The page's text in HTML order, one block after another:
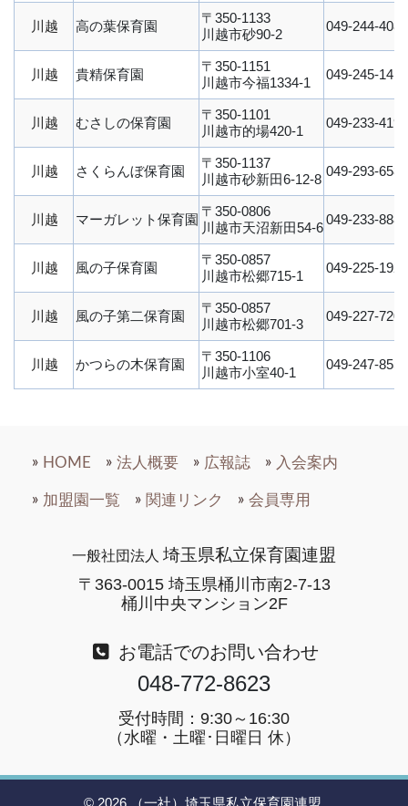
川越 高の葉保育園
〒350-1133
川越市砂90-2
049-244-4080
川越 貴精保育園
〒350-1151
川越市今福1334-1
049-245-1413
川越 むさしの保育園
〒350-1101
川越市的場420-1
049-233-4193
川越 さくらんぼ保育園
〒350-1137
川越市砂新田6-12-8
049-293-6581
川越 マーガレット保育園
〒350-0806
川越市天沼新田54-6
049-233-8882
川越 風の子保育園
〒350-0857
川越市松郷715-1
049-225-1928
川越 風の子第二保育園
〒350-0857
川越市松郷701-3
049-227-7200
川越 かつらの木保育園
〒350-1106
川越市小室40-1
049-247-8555
HOME 法人概要 広報誌 入会案内
加盟園一覧 関連リンク 会員専用
一般社団法人 埼玉県私立保育園連盟
〒363-0015 埼玉県桶川市南2-7-13
桶川中央マンション2F
お電話でのお問い合わせ
048-772-8623
受付時間：9:30～16:30
（水曜・土曜･日曜日 休）
© 2026.（一社）埼玉県私立保育園連盟.